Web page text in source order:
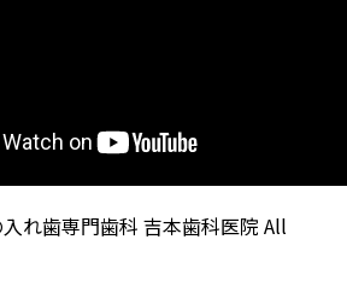
れ歯専門歯科 吉本歯科医院 All